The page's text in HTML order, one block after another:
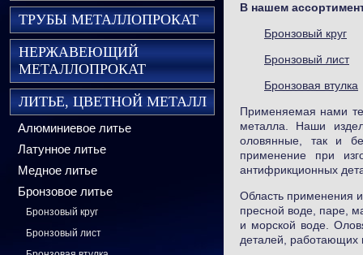
ТРУБЫ МЕТАЛЛОПРОКАТ
НЕРЖАВЕЮЩИЙ
МЕТАЛЛОПРОКАТ
ЛИТЬЕ, ЦВЕТНОЙ МЕТАЛЛ
Алюминиевое литье
Латунное литье
Медное литье
Бронзовое литье
Бронзовый круг
Бронзовый лист
В нашем
Бронзовый круг
Бронзовый лист
Бронзовая втулка
Применяемая нами
металла. Наши
оловянные, так и
применение при
антифрикционных
Область применения
пресной воде, паре,
и морской воде.
деталей, работающих